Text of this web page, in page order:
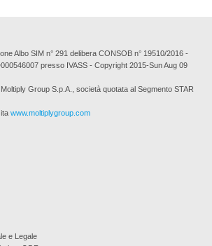
e Legale
Albo SIM n° 291 delibera CONSOB n° 19510/2016 -
presso IVASS - Copyright 2015-Sun Aug 09
Group S.p.A., società quotata al Segmento STAR
www.moltiplygroup.com